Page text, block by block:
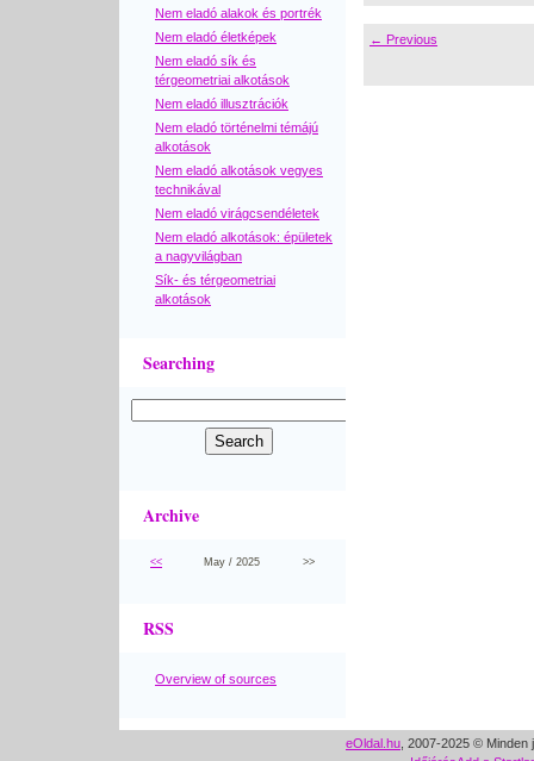
Nem eladó alakok és portrék
Nem eladó életképek
Nem eladó sík és
térgeometriai alkotások
Nem eladó illusztrációk
Nem eladó történelmi témájú
alkotások
Nem eladó alkotások vegyes
technikával
Nem eladó virágcsendéletek
Nem eladó alkotások: épületek
a nagyvilágban
Sík- és térgeometriai
alkotások
Searching
Archive
<< May / 2025 >>
RSS
Overview of sources
← Previous
eOldal.hu , 2007-2025 ©